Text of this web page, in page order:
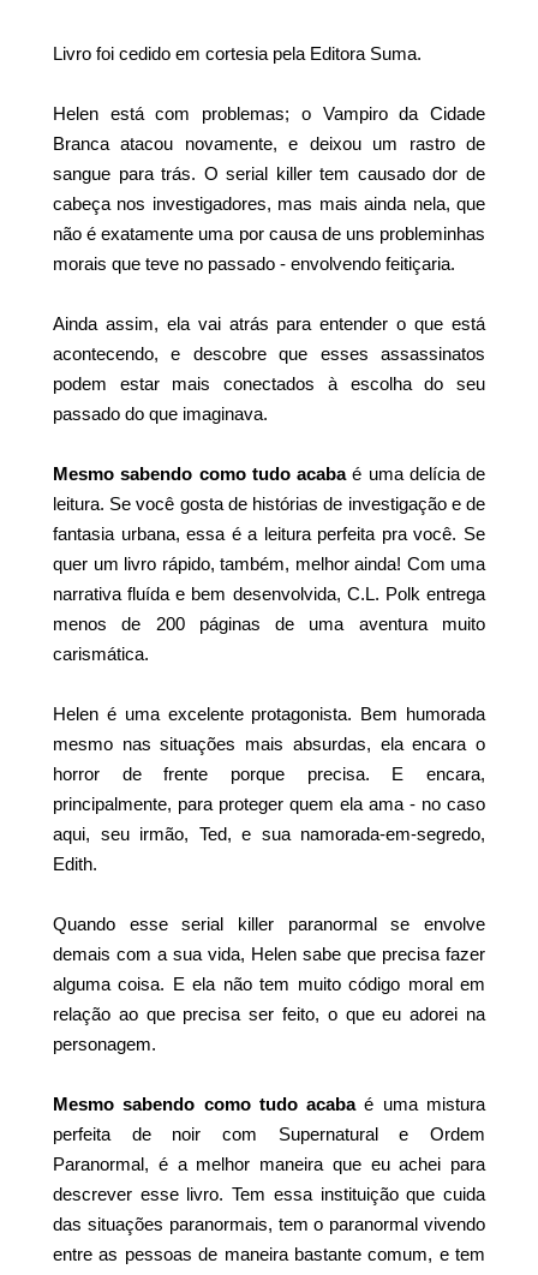
Livro foi cedido em cortesia pela Editora Suma.
Helen está com problemas; o Vampiro da Cidade
Branca atacou novamente, e deixou um rastro de
sangue para trás. O serial killer tem causado dor de
cabeça nos investigadores, mas mais ainda nela, que
não é exatamente uma por causa de uns probleminhas
morais que teve no passado - envolvendo feitiçaria.
Ainda assim, ela vai atrás para entender o que está
acontecendo, e descobre que esses assassinatos
podem estar mais conectados à escolha do seu
passado do que imaginava.
Mesmo sabendo como tudo acabaé uma delícia de
leitura. Se você gosta de histórias de investigação e de
fantasia urbana, essa é a leitura perfeita pra você. Se
quer um livro rápido, também, melhor ainda! Com uma
narrativa fluída e bem desenvolvida, C.L. Polk entrega
menos de 200 páginas de uma aventura muito
carismática.
Helen é uma excelente protagonista. Bem humorada
mesmo nas situações mais absurdas, ela encara o
horror de frente porque precisa. E encara,
principalmente, para proteger quem ela ama - no caso
aqui, seu irmão, Ted, e sua namorada-em-segredo,
Edith.
Quando esse serial killer paranormal se envolve
demais com a sua vida, Helen sabe que precisa fazer
alguma coisa. E ela não tem muito código moral em
relação ao que precisa ser feito, o que eu adorei na
personagem.
Mesmo sabendo como tudo acabaé uma mistura
perfeita de noir com Supernatural e Ordem
Paranormal, é a melhor maneira que eu achei para
descrever esse livro. Tem essa instituição que cuida
das situações paranormais, tem o paranormal vivendo
entre as pessoas de maneira bastante comum, e tem